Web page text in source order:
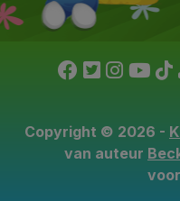
Copyright © 2026 -
van auteur